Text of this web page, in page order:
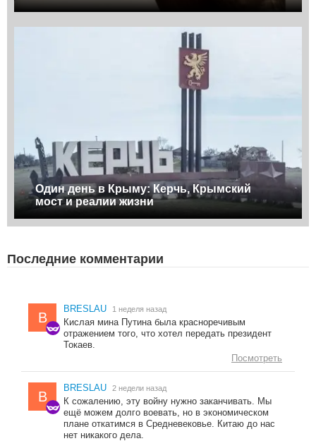
Один день в Крыму: Керчь, Крымский
мост и реалии жизни
Последние комментарии
B
BRESLAU 1 неделя назад
Кислая мина Путина была красноречивым
отражением того, что хотел передать президент
Токаев.
Посмотреть
B
BRESLAU 2 недели назад
К сожалению, эту войну нужно заканчивать. Мы
ещё можем долго воевать, но в экономическом
плане откатимся в Средневековье. Китаю до нас
нет никакого дела.